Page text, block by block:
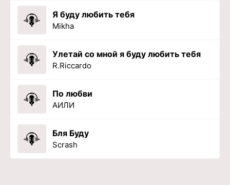
Я буду любить тебя
Mikha
Улетай со мной я буду любить тебя
R.Riccardo
По любви
АИЛИ
Бля Буду
Scrash